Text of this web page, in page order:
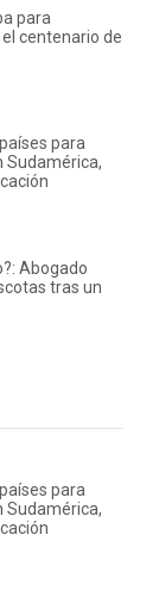
para
centenario de
para
Sudamérica,
Abogado
tras un
para
Sudamérica,